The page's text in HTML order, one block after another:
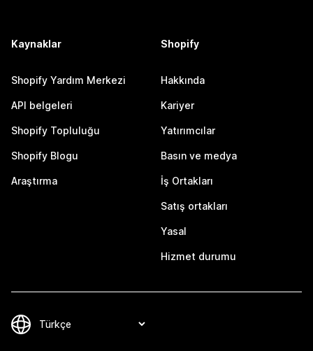
Kaynaklar
Shopify Yardım Merkezi
API belgeleri
Shopify Topluluğu
Shopify Blogu
Araştırma
Shopify
Hakkında
Kariyer
Yatırımcılar
Basın ve medya
İş Ortakları
Satış ortakları
Yasal
Hizmet durumu